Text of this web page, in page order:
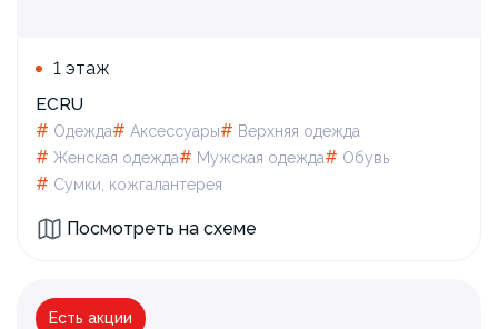
1 этаж
ECRU
# Одежда# Аксессуары# Верхняя одежда
# Женская одежда# Мужская одежда# Обувь
# Сумки, кожгалантерея
Посмотреть на схеме
Есть акции